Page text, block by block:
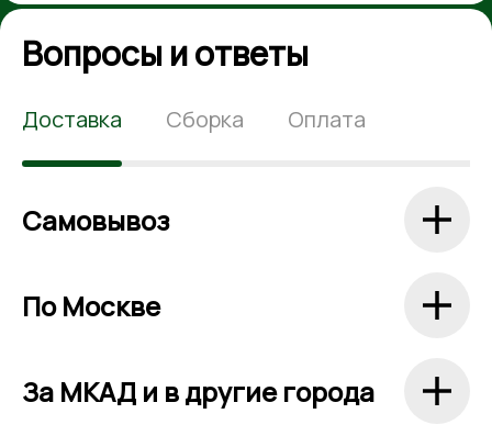
Вопросы и ответы
Доставка Сборка Оплата
Самовывоз
По Москве
За МКАД и в другие города